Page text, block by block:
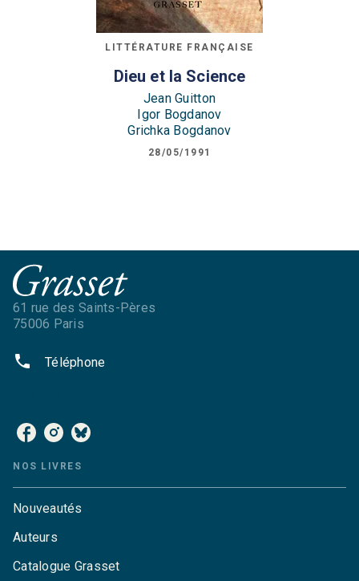
LITTÉRATURE FRANÇAISE
Dieu et la Science
Jean Guitton
Igor Bogdanov
Grichka Bogdanov
28/05/1991
61 rue des Saints-Pères
75006 Paris
phone Téléphone
NOS LIVRES
Nouveautés
Auteurs
Catalogue Grasset